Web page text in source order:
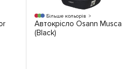
Більше кольорів
Автокрісло Osann Musca
(Black)